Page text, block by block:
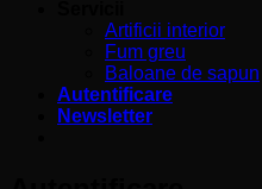
Artificii interior
Fum greu
Baloane de sapun
Autentificare
Newsletter